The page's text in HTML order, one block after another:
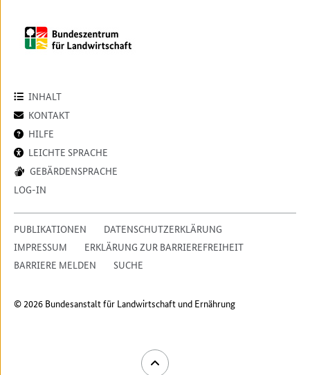
INHALT
KONTAKT
HILFE
LEICHTE SPRACHE
GEBÄRDENSPRACHE
LOG-IN
PUBLIKATIONEN
DATENSCHUTZERKLÄRUNG
IMPRESSUM
ERKLÄRUNG ZUR BARRIEREFREIHEIT
BARRIERE MELDEN
SUCHE
© 2026 Bundesanstalt für Landwirtschaft und Ernährung